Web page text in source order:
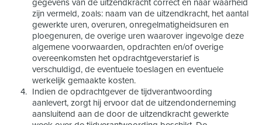
gegevens van de uitzendkracht correct en naar waarheid
zijn vermeld, zoals: naam van de uitzendkracht, het aantal
gewerkte uren, overuren, onregelmatigheidsuren en
ploegenuren, de overige uren waarover ingevolge deze
algemene voorwaarden, opdrachten en/of overige
overeenkomsten het opdrachtgeverstarief is
verschuldigd, de eventuele toeslagen en eventuele
werkelijk gemaakte kosten.
Indien de opdrachtgever de tijdverantwoording
aanlevert, zorgt hij ervoor dat de uitzendonderneming
aansluitend aan de door de uitzendkracht gewerkte